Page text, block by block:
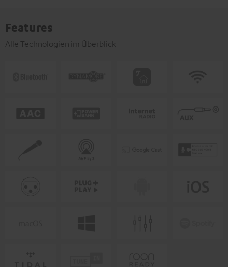
Features
Alle Technologien im Überblick